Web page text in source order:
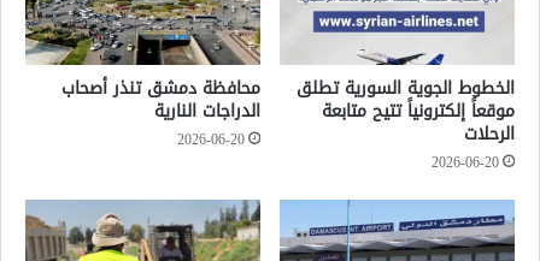
الخطوط الجوية السورية تطلق
موقعاً إلكترونياً تتيح متابعة
الرحلات
2026-06-20
محافظة دمشق تنذر أصحاب
الدراجات النارية
2026-06-20